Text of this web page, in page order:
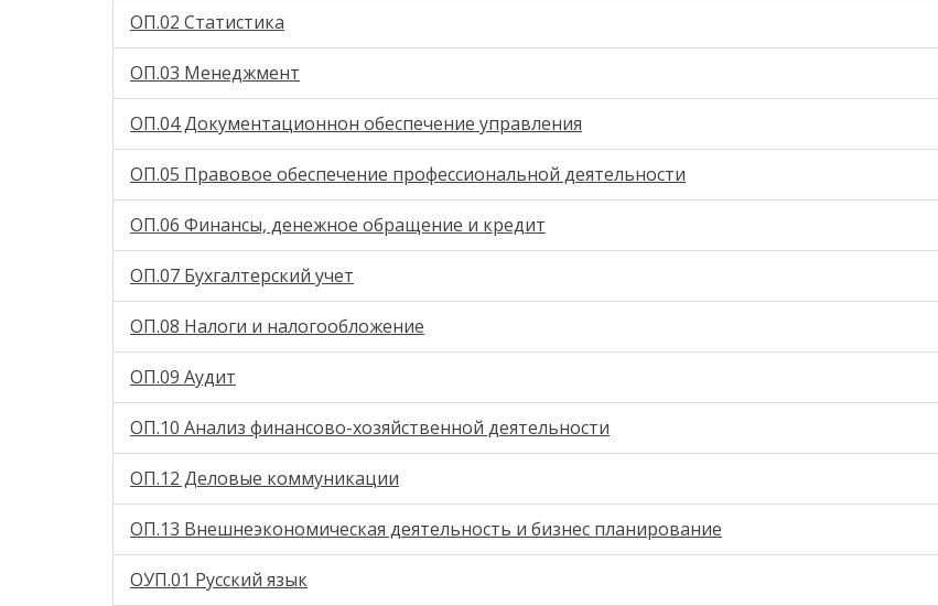
ОП.02 Статистика
ОП.03 Менеджмент
ОП.04 Документационнон обеспечение управления
ОП.05 Правовое обеспечение профессиональной деятельности
ОП.06 Финансы, денежное обращение и кредит
ОП.07 Бухгалтерский учет
ОП.08 Налоги и налогообложение
ОП.09 Аудит
ОП.10 Анализ финансово-хозяйственной деятельности
ОП.12 Деловые коммуникации
ОП.13 Внешнеэкономическая деятельность и бизнес планирование
ОУП.01 Русский язык